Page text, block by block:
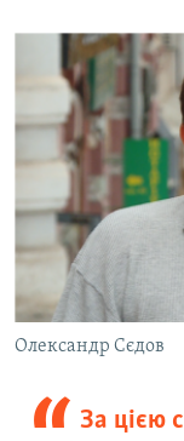
Олександр Сєдов
За цією